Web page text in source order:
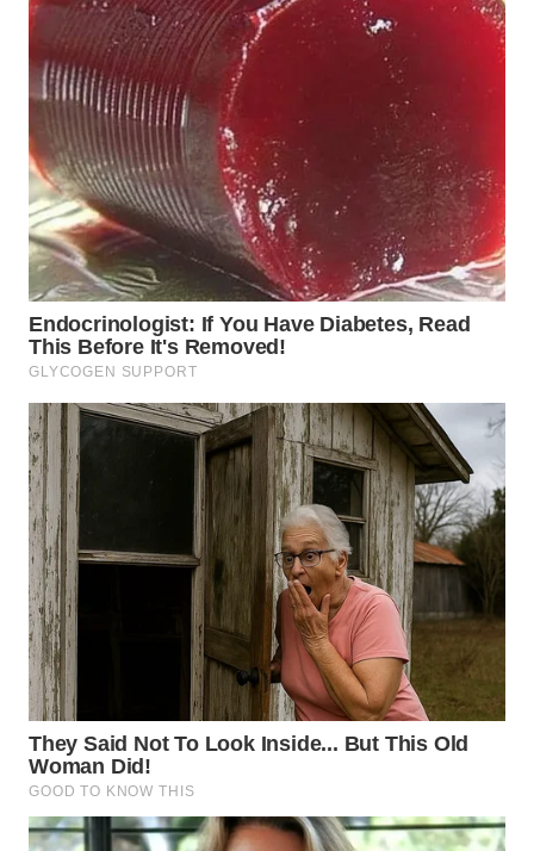
LANGKAT
WN
TAPANULI
SELATAN
WN
TANJUNG
LESUNG
WN
KARO
SIMALUNGUN
LABUHANBATU
WN
TAPANULI
TENGAH
WN DELI
SERDANG
WN
TEBING
TINGGI